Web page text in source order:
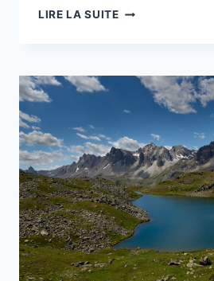
LIRE LA SUITERANDO
–
POINTE
LA
GALOPPAZ
PAR
LE
COL
DU
LINDAR